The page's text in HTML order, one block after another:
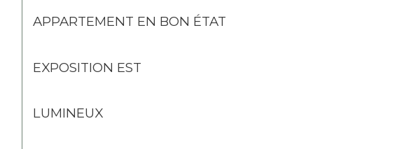
APPARTEMENT EN BON ÉTAT
EXPOSITION EST
LUMINEUX